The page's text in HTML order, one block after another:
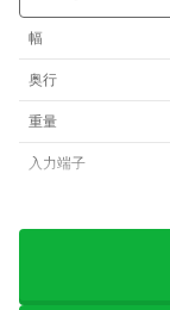
幅
奥行
重量
入力端子